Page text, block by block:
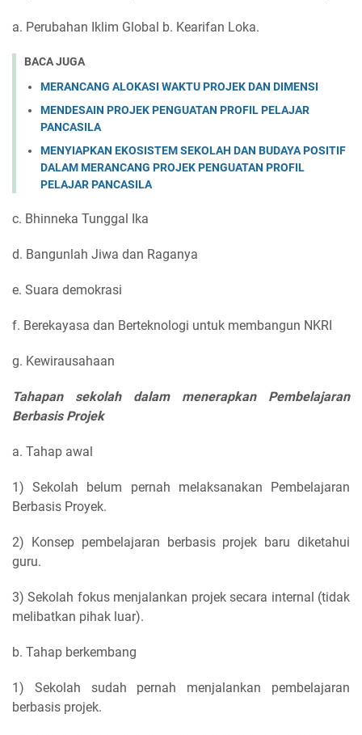
a. Perubahan Iklim Global b. Kearifan Loka.
BACA JUGA
MERANCANG ALOKASI WAKTU PROJEK DAN DIMENSI
MENDESAIN PROJEK PENGUATAN PROFIL PELAJAR
PANCASILA
MENYIAPKAN EKOSISTEM SEKOLAH DAN BUDAYA POSITIF
DALAM MERANCANG PROJEK PENGUATAN PROFIL
PELAJAR PANCASILA
c. Bhinneka Tunggal Ika
d. Bangunlah Jiwa dan Raganya
e. Suara demokrasi
f. Berekayasa dan Berteknologi untuk membangun NKRI
g. Kewirausahaan
Tahapan sekolah dalam menerapkan Pembelajaran
Berbasis Projek
a. Tahap awal
1) Sekolah belum pernah melaksanakan Pembelajaran
Berbasis Proyek.
2) Konsep pembelajaran berbasis projek baru diketahui
guru.
3) Sekolah fokus menjalankan projek secara internal (tidak
melibatkan pihak luar).
b. Tahap berkembang
1) Sekolah sudah pernah menjalankan pembelajaran
berbasis projek.